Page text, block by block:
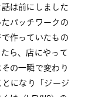
は前にしました
パッチワークの
作っていたもの
ら、店にやって
の一瞬で変わり
になり「ジージ